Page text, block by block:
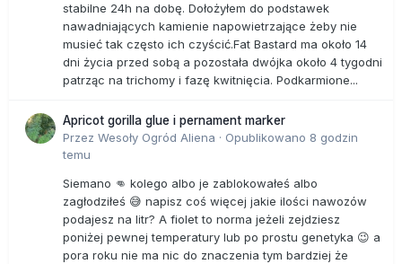
stabilne 24h na dobę. Dołożyłem do podstawek
nawadniających kamienie napowietrzające żeby nie
musieć tak często ich czyścić.Fat Bastard ma około 14
dni życia przed sobą a pozostała dwójka około 4 tygodni
patrząc na trichomy i fazę kwitnięcia. Podkarmione...
Apricot gorilla glue i pernament marker
Przez Wesoły Ogród Aliena · Opublikowano 8 godzin
temu
Siemano 👊 kolego albo je zablokowałeś albo
zagłodziłeś 😅 napisz coś więcej jakie ilości nawozów
podajesz na litr? A fiolet to norma jeżeli zejdziesz
poniżej pewnej temperatury lub po prostu genetyka 😉 a
pora roku nie ma nic do znaczenia tym bardziej że